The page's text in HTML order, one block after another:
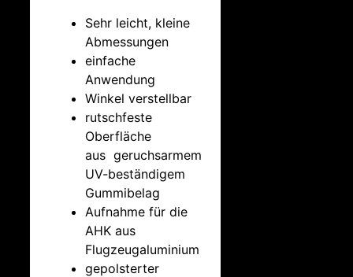
Sehr leicht, kleine
Abmessungen
einfache
Anwendung
Winkel verstellbar
rutschfeste
Oberfläche
aus geruchsarmem
UV-beständigem
Gummibelag
Aufnahme für die
AHK aus
Flugzeugaluminium
gepolsterter